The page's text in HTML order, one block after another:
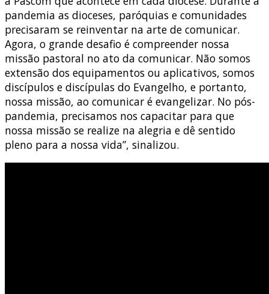
pandemia as dioceses, paróquias e comunidades
precisaram se reinventar na arte de comunicar.
Agora, o grande desafio é compreender nossa
missão pastoral no ato da comunicar. Não somos
extensão dos equipamentos ou aplicativos, somos
discípulos e discípulas do Evangelho, e portanto,
nossa missão, ao comunicar é evangelizar. No pós-
pandemia, precisamos nos capacitar para que
nossa missão se realize na alegria e dê sentido
pleno para a nossa vida”, sinalizou.